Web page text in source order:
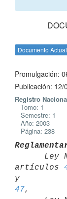
Documento
Promulgación:
Publicación: 12/
Registro
Tomo: 1
Semestre: 1
Año: 2003
Página: 238
artículos
y
47,